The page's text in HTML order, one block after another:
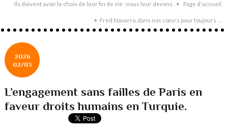
Ils doivent avoir le choix de leur fin de vie : nous leur devons. Page d'accueil
Fred Navarro, dans nos cœurs pour toujours …
2026
02/03
L’engagement sans failles de Paris en
faveur droits humains en Turquie.